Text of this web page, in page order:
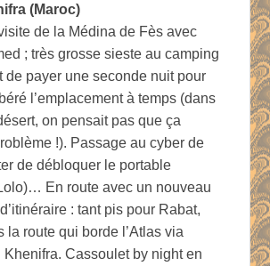
(Maroc)
de la Médina de Fès avec
; très grosse sieste au camping
de payer une seconde nuit pour
l’emplacement à temps (dans
on pensait pas que ça
!). Passage au cyber de
de débloquer le portable
En route avec un nouveau
: tant pis pour Rabat,
la route qui borde l’Atlas via
Khenifra. Cassoulet by night en